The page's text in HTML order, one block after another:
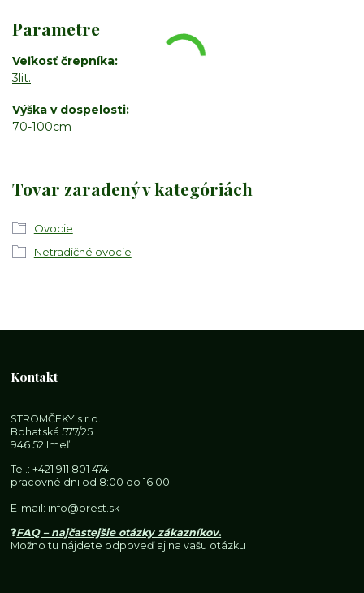
Parametre
Veľkosť črepníka
3lit.
Výška v dospelosti
70-100cm
Tovar zaradený v kategóriách
Ovocie
Netradičné ovocie
Kontakt
STROMČEKY s.r.o.
Bohatská 577/25
946 52 Imeľ
Tel.:+421 911 801 474
pracovné dni od 8:00 do 16:00
E-mail: info@brest.sk
❓FAQ – najčastejšie otázky zákazníkov.
Možno tu nájdete odpoveď aj na vašu otázku